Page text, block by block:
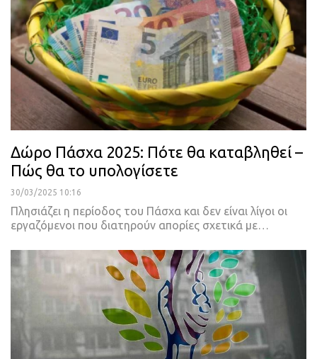
Δώρο Πάσχα 2025: Πότε θα καταβληθεί –
Πώς θα το υπολογίσετε
30/03/2025 10:16
Πλησιάζει η περίοδος του Πάσχα και δεν είναι λίγοι οι
εργαζόμενοι που διατηρούν απορίες σχετικά με…